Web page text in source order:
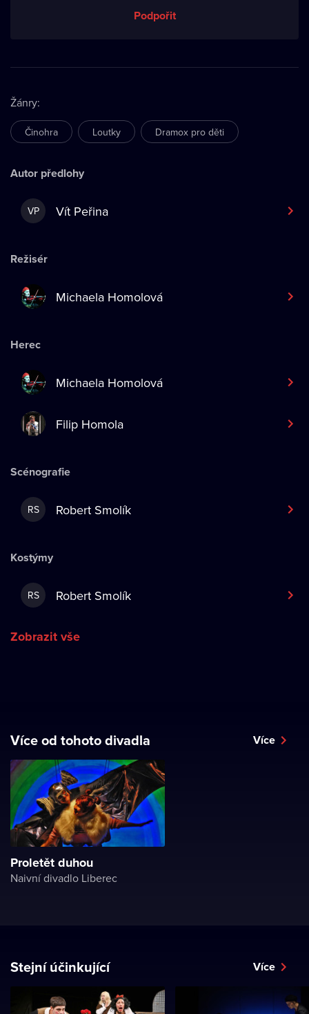
Podpořit
Žánry:
Činohra Loutky Dramox pro děti
Autor předlohy
VP Vít Peřina
Režisér
Michaela Homolová
Herec
Michaela Homolová
Filip Homola
Scénografie
RS Robert Smolík
Kostýmy
RS Robert Smolík
Zobrazit vše
Více od tohoto divadla Více
Proletět duhou
Naivní divadlo Liberec
Stejní účinkující Více